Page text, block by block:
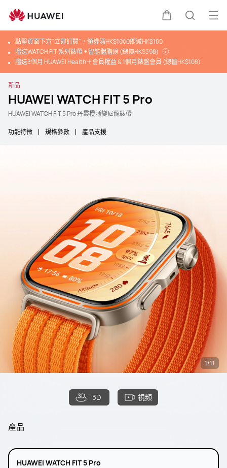
購物車蒐索
打
點擊頁面下方"立即訂閱"，領券滿HK$1000即減HK$100
贈送WATCH FIT 系列錶帶 + 智能體脂磅 (總價HK$398)
贈送3個月 HUAWEI Health＋會員權益 & 1個月錶盤會員 (總值HK$108)
新品
HUAWEI WATCH FIT 5 Pro
HUAWEI WATCH FIT 5 Pro 丹霞橙漸變尼龍錶帶
功能特徵 規格參數 產品支援
3D 視頻
1/11
產品
HUAWEI WATCH FIT 5 Pro